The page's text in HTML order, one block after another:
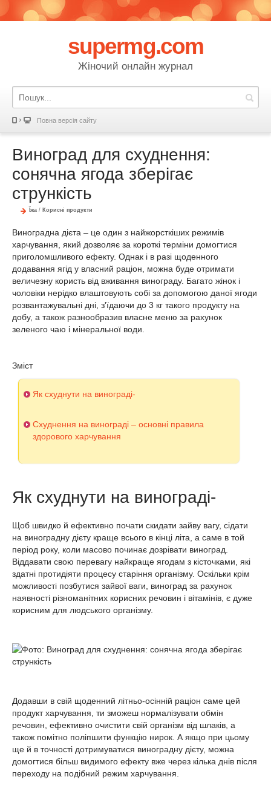
supermg.com
Жіночий онлайн журнал
Повна версія сайту
Виноград для схуднення:
сонячна ягода зберігає
стрункість
Їжа / Корисні продукти
Виноградна дієта – це один з найжорсткіших режимів
харчування, який дозволяє за короткі терміни домогтися
приголомшливого ефекту. Однак і в разі щоденного
додавання ягід у власний раціон, можна буде отримати
величезну користь від вживання винограду. Багато жінок і
чоловіки нерідко влаштовують собі за допомогою даної ягоди
розвантажувальні дні, з'їдаючи до 3 кг такого продукту на
добу, а також разнообразив власне меню за рахунок
зеленого чаю і мінеральної води.
Зміст
Як схуднути на винограді-
Схуднення на винограді – основні правила
здорового харчування
Як схуднути на винограді-
Щоб швидко й ефективно почати скидати зайву вагу, сідати
на виноградну дієту краще всього в кінці літа, а саме в той
період року, коли масово починає дозрівати виноград.
Віддавати свою перевагу найкраще ягодам з кісточками, які
здатні протидіяти процесу старіння організму. Оскільки крім
можливості позбутися зайвої ваги, виноград за рахунок
наявності різноманітних корисних речовин і вітамінів, є дуже
корисним для людського організму.
Додавши в свій щоденний літньо-осінній раціон саме цей
продукт харчування, ти зможеш нормалізувати обмін
речовин, ефективно очистити свій організм від шлаків, а
також помітно поліпшити функцію нирок. А якщо при цьому
ще й в точності дотримуватися виноградну дієту, можна
домогтися більш видимого ефекту вже через кілька днів після
переходу на подібний режим харчування.